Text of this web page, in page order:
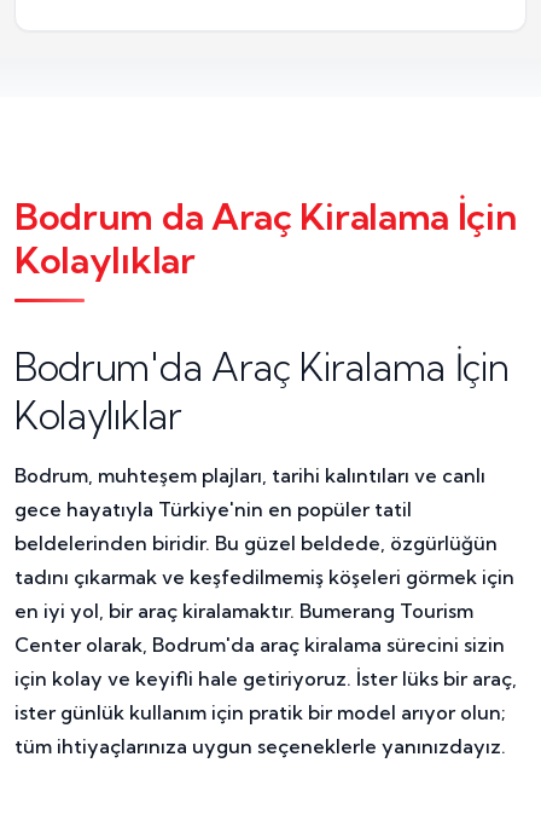
Bodrum da Araç Kiralama İçin
Kolaylıklar
Bodrum'da Araç Kiralama İçin
Kolaylıklar
Bodrum, muhteşem plajları, tarihi kalıntıları ve canlı
gece hayatıyla Türkiye'nin en popüler tatil
beldelerinden biridir. Bu güzel beldede, özgürlüğün
tadını çıkarmak ve keşfedilmemiş köşeleri görmek için
en iyi yol, bir araç kiralamaktır. Bumerang Tourism
Center olarak, Bodrum'da araç kiralama sürecini sizin
için kolay ve keyifli hale getiriyoruz. İster lüks bir araç,
ister günlük kullanım için pratik bir model arıyor olun;
tüm ihtiyaçlarınıza uygun seçeneklerle yanınızdayız.